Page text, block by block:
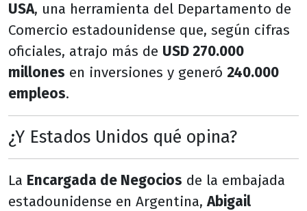
USA, una herramienta del Departamento de
Comercio estadounidense que, según cifras
oficiales, atrajo más de USD 270.000
millones en inversiones y generó 240.000
empleos.
¿Y Estados Unidos qué opina?
La Encargada de Negocios de la embajada
estadounidense en Argentina,Abigail